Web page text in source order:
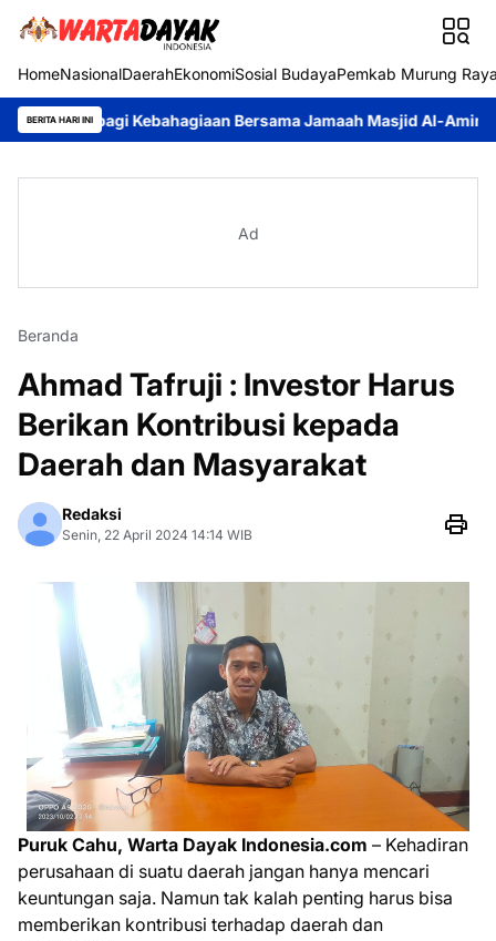
HomeNasionalDaerahEkonomiSosial BudayaPemkab Murung
BERITA HARI INI
Kebahagiaan Bersama Jamaah Masjid Al-Amin Pemkab
Ad
Beranda
Ahmad Tafruji : Investor Harus
Berikan Kontribusi kepada
Daerah dan Masyarakat
Redaksi
Senin, 22 April 2024 14:14 WIB
Puruk Cahu, Warta Dayak Indonesia.com – Kehadiran
perusahaan di suatu daerah jangan hanya mencari
keuntungan saja. Namun tak kalah penting harus bisa
memberikan kontribusi terhadap daerah dan